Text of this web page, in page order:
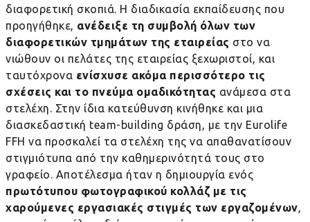
διαφορετική σκοπιά. H διαδικασία εκπαίδευσης που
προηγήθηκε, ανέδειξε τη συμβολή όλων των
διαφορετικών τμημάτων της εταιρείας στο να
νιώθουν οι πελάτες της εταιρείας ξεχωριστοί, και
ταυτόχρονα ενίσχυσε ακόμα περισσότερο τις
σχέσεις και το πνεύμα ομαδικότητας ανάμεσα στα
στελέχη. Στην ίδια κατεύθυνση κινήθηκε και μια
διασκεδαστική team- building δράση, με την Eurolife
FFH να προσκαλεί τα στελέχη της να απαθανατίσουν
στιγμιότυπα από την καθημερινότητά τους στο
γραφείο. Αποτέλεσμα ήταν η δημιουργία ενός
πρωτότυπου φωτογραφικού κολλάζ με τις
χαρούμενες εργασιακές στιγμές των εργαζομένων,